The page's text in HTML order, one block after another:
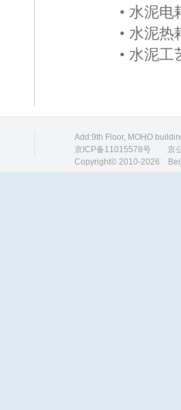
• 水泥电
• 水泥热
• 水泥工
Add:9th Floor, MOHO
京ICP备11015578号 京公
Copyright© 2010-2026